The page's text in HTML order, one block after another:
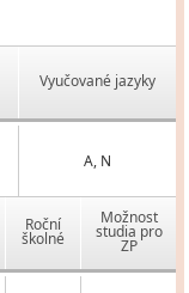
Vyučované jazyky
A, N
Roční
školné
Možnost
studia pro
ZP